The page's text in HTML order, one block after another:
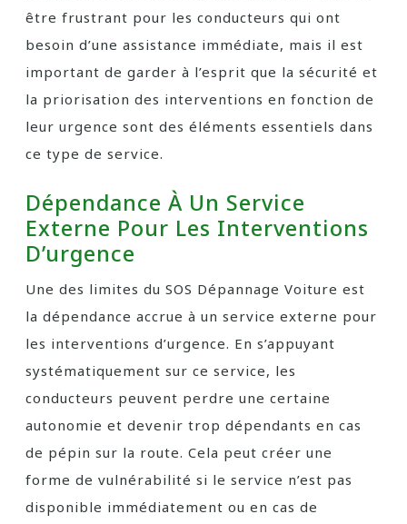
être frustrant pour les conducteurs qui ont
besoin d’une assistance immédiate, mais il est
important de garder à l’esprit que la sécurité et
la priorisation des interventions en fonction de
leur urgence sont des éléments essentiels dans
ce type de service.
Dépendance À Un Service
Externe Pour Les Interventions
D’urgence
Une des limites du SOS Dépannage Voiture est
la dépendance accrue à un service externe pour
les interventions d’urgence. En s’appuyant
systématiquement sur ce service, les
conducteurs peuvent perdre une certaine
autonomie et devenir trop dépendants en cas
de pépin sur la route. Cela peut créer une
forme de vulnérabilité si le service n’est pas
disponible immédiatement ou en cas de